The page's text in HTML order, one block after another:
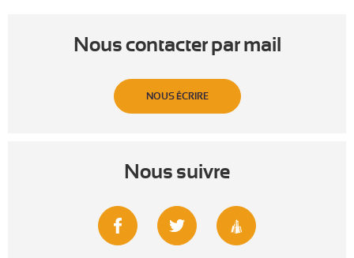
Nous contacter par mail
NOUS ÉCRIRE
Nous suivre